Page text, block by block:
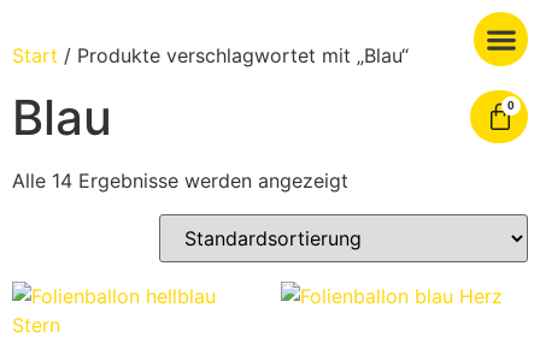
0
Start / Produkte verschlagwortet mit „Blau“
Blau
Alle 14 Ergebnisse werden angezeigt